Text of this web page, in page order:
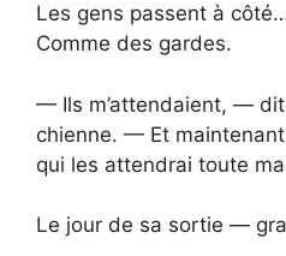
Les gens passent à
Comme des gardes.
— Ils m’attendaient, —
chienne. — Et
qui les attendrai toute
Le jour de sa sortie —